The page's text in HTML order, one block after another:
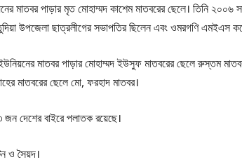
মাতবর পাড়ার মৃত মোহাম্মদ কাশেম মাতবরের ছেলে। তিনি ২০০৬
উপজেলা ছাত্রলীগের সভাপতির ছিলেন এবং ওমরগণি এমইএস
মাতবর পাড়ার মোহাম্মদ ইউসুফ মাতবরের ছেলে রুস্তম
মাতবরের ছেলে মো, ফরহাদ মাতবর।
দেশের বাইরে পলাতক রয়েছে।
ও সৈয়দ।